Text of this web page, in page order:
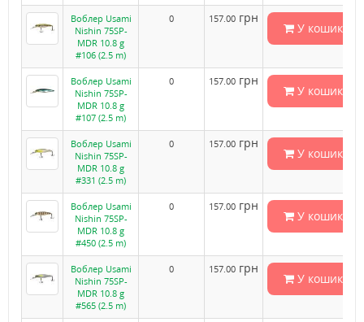
Воблер Usami
Nishin 75SP-
MDR 10.8 g
#106 (2.5 m)
0 157.00 грн
У кошик
Воблер Usami
Nishin 75SP-
MDR 10.8 g
#107 (2.5 m)
0 157.00 грн
У кошик
Воблер Usami
Nishin 75SP-
MDR 10.8 g
#331 (2.5 m)
0 157.00 грн
У кошик
Воблер Usami
Nishin 75SP-
MDR 10.8 g
#450 (2.5 m)
0 157.00 грн
У кошик
Воблер Usami
Nishin 75SP-
MDR 10.8 g
#565 (2.5 m)
0 157.00 грн
У кошик